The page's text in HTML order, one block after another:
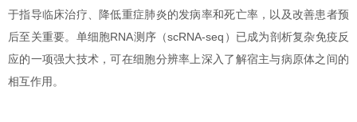
于指导临床治疗、降低重症肺炎的发病率和死亡率，以及改善患者预
后至关重要。单细胞RNA测序（scRNA-seq）已成为剖析复杂免疫反
应的一项强大技术，可在细胞分辨率上深入了解宿主与病原体之间的
相互作用。